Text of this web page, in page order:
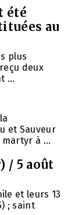
été
au
plus
deux
...
et Sauveur
martyr à ...
/ 5 août
et leurs 13
; saint